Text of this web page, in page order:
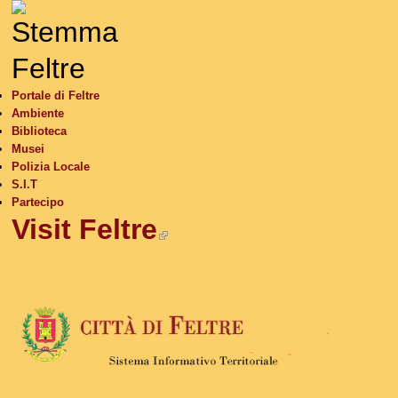
Portale di Feltre
Ambiente
Biblioteca
Musei
Polizia Locale
S.I.T
Partecipo
Visit Feltre